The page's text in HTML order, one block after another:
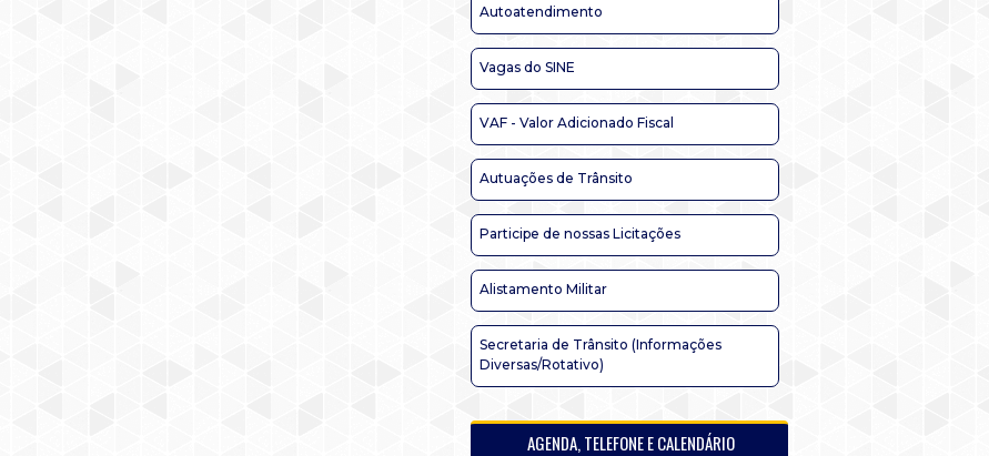
Autoatendimento
Vagas do SINE
VAF - Valor Adicionado Fiscal
Autuações de Trânsito
Participe de nossas Licitações
Alistamento Militar
Secretaria de Trânsito (Informações
Diversas/Rotativo)
AGENDA, TELEFONE E CALENDÁRIO